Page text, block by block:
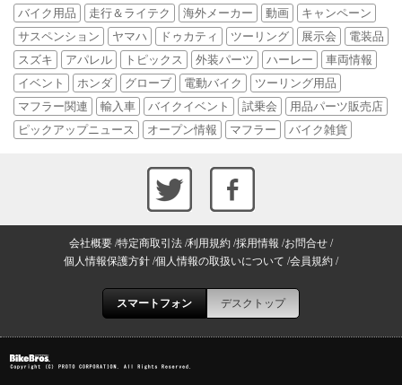
バイク用品
走行＆ライテク 海外メーカー 動画
キャンペーン
サスペンション
ヤマハ ドゥカティ ツーリング 展示会
電装品
スズキ
アパレル トピックス 外装パーツ ハーレー
車両情報
イベント
ホンダ グローブ 電動バイク
ツーリング用品
マフラー関連
輸入車 バイクイベント 試乗会
用品パーツ販売店
ピックアップニュース
オープン情報 マフラー バイク雑貨
会社概要 特定商取引法 利用規約 採用情報 お問合せ
個人情報保護方針 個人情報の取扱いについて 会員規約
スマートフォン デスクトップ